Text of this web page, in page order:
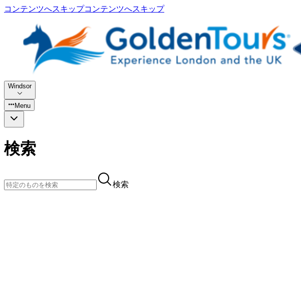
コンテンツへスキップコンテンツへスキップ
Windsor
Menu
検索
検索